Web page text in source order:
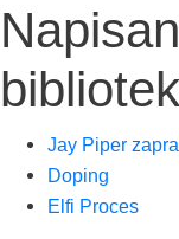
Jay Piper
Doping
Elfi Pro­ces